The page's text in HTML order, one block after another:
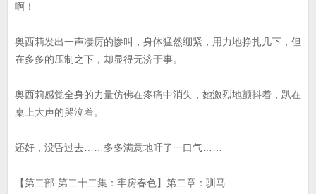
啊！
奥西莉发出一声凄厉的惨叫，身体猛然绷紧，用力地挣扎几下，但
在多多的压制之下，却显得无济于事。
奥西莉感觉全身的力量仿佛在疼痛中消失，她激烈地颤抖着，趴在
桌上大声的哭泣着。
还好，没昏过去……多多满意地吁了一口气……
【第二部·第二十二集：牢房春色】第二章：驯马